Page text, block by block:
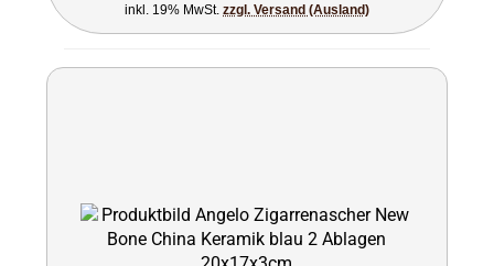
inkl. 19% MwSt. zzgl. Versand (Ausland)